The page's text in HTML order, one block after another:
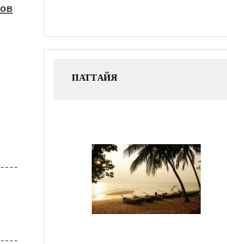
ПАТТАЙЯ